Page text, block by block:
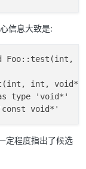
信息大致是:
int, void*,
type 'void*'
定程度指出了候选